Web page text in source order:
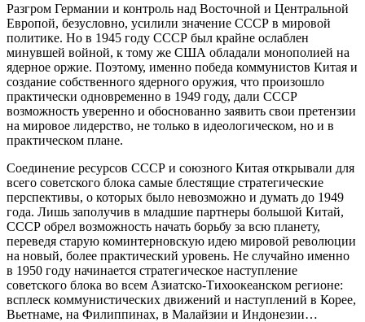
Разгром Германии и контроль над Восточной и Центральной
Европой, безусловно, усилили значение СССР в мировой
политике. Но в 1945 году СССР был крайне ослаблен
минувшей войной, к тому же США обладали монополией на
ядерное оржие. Поэтому, именно победа коммунистов Китая и
создание собственного ядерного оружия, что произошло
практически одновременно в 1949 году, дали СССР
возможность уверенно и обоснованно заявить свои претензии
на мировое лидерство, не только в идеологическом, но и в
практическом плане.
Соединение ресурсов СССР и союзного Китая открывали для
всего советского блока самые блестящие стратегические
перспективы, о которых было невозможно и думать до 1949
года. Лишь заполучив в младшие партнеры большой Китай,
СССР обрел возможность начать борьбу за всю планету,
переведя старую коминтерновскую идею мировой революции
на новый, более практический уровень. Не случайно именно
в 1950 году начинается стратегическое наступление
советского блока во всем Азиатско-Тихоокеанском регионе:
всплеск коммунистических движений и наступлений в Корее,
Вьетнаме, на Филиппинах, в Малайзии и Индонезии…